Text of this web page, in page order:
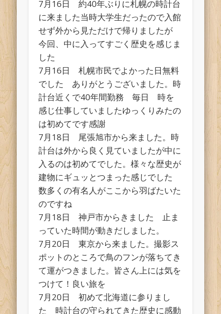
7月16日 約40年ぶりに札幌の時計台
に来ました当時大学生だったので入館
せず外から見ただけで帰りましたが
今回、中に入ってすごく歴史を感じま
した
7月16日 札幌市民でよかった日無料
でした ありがとうございました。時
計台近くで40年間勤務 毎日 時を
感じ仕事していましたゆっくりみたの
は初めてです感謝
7月18日 尾張旭市から来ました。時
計台は外から良く見ていましたが中に
入るのは初めてでした。様々な歴史が
建物にギュッとつまった感じでした
数多くの有名人がここから羽ばたいた
のですね
7月18日 神戸市からきました 止ま
っていた時間が動きだしました。
7月20日 東京から来ました。撮影ス
ポットのところで鳥のフンが落ちてき
て運がつきました。皆さん上には気を
つけて！良い旅を
7月20日 初めて北海道に参りまし
た 時計台の守られてきた歴史に感動